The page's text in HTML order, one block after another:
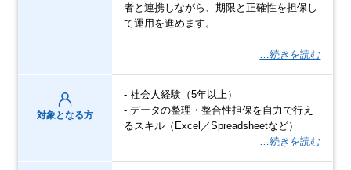
者と連携しながら、期限と正確性を担保し
て運用を進めます。
…続きを読む
対象となる方
- 社会人経験（5年以上）
- データの整理・整合性担保を自力で行え
るスキル（Excel／Spreadsheetなど）
…続きを読む